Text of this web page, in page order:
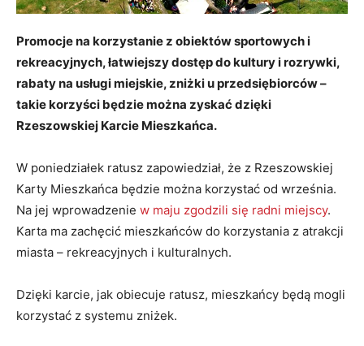
Promocje na korzystanie z obiektów sportowych i
rekreacyjnych, łatwiejszy dostęp do kultury i rozrywki,
rabaty na usługi miejskie, zniżki u przedsiębiorców –
takie korzyści będzie można zyskać dzięki
Rzeszowskiej Karcie Mieszkańca.
W poniedziałek ratusz zapowiedział, że z Rzeszowskiej
Karty Mieszkańca będzie można korzystać od września.
Na jej wprowadzenie w maju zgodzili się radni miejscy.
Karta ma zachęcić mieszkańców do korzystania z atrakcji
miasta – rekreacyjnych i kulturalnych.
Dzięki karcie, jak obiecuje ratusz, mieszkańcy będą mogli
korzystać z systemu zniżek.